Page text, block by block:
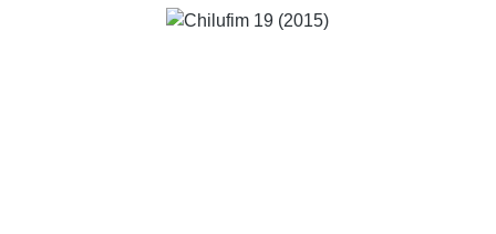
Bildergalerie überspringen